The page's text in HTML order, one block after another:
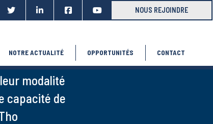
NOUS REJOINDRE
NOTRE ACTUALITÉ OPPORTUNITÉS CONTACT
modalité
capacité de